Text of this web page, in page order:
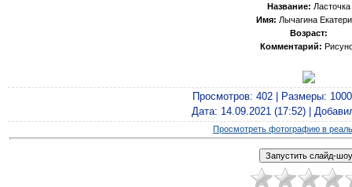
Название: Ласточка
Имя: Лычагина
Возраст:
Комментарий:
Просмотров: 402 | Размеры:
Дата: 14.09.2021 (17:52) |
Просмотреть фотографию в